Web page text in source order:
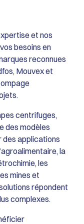
000 cSt (modèle
et jusqu’à
12 mm et
résistance.
: Caoutchouc
N Alimentaire
(Standard) ou ISO
mécaniques,
de fuites et de
pièce d’usure,
et nos
besoins en
reconnues
Mouvex et
centrifuges,
des modèles
des applications
la
les
mines et
répondent
complexes.